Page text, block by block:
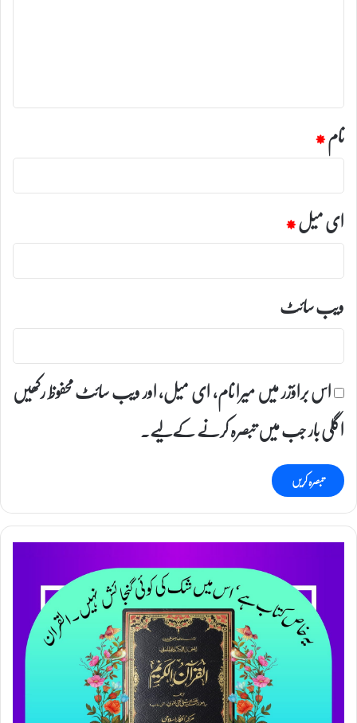
نام*
ای میل*
ویب‌ سائٹ
اس براؤزر میں میرا نام، ای میل، اور ویب سائٹ محفوظ رکھیں
اگلی بار جب میں تبصرہ کرنے کےلیے۔